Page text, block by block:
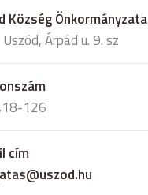
Község Önkormányzata
Árpád u. 9. sz
126
cím